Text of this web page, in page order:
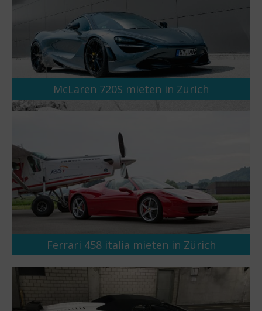
McLaren 720S mieten in Zürich
Ferrari 458 italia mieten in Zürich